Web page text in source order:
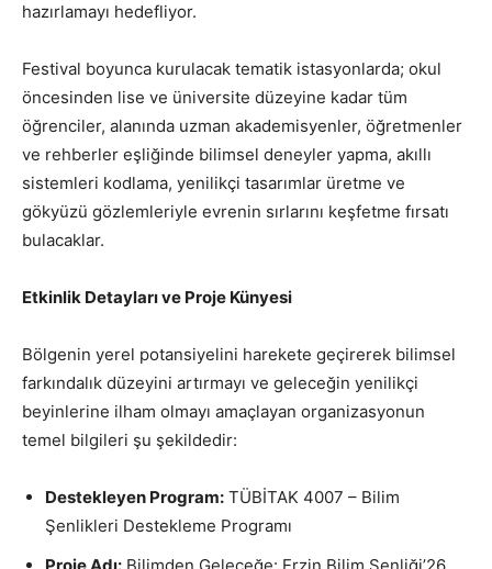
hazırlamayı hedefliyor.
Festival boyunca kurulacak tematik istasyonlarda; okul
öncesinden lise ve üniversite düzeyine kadar tüm
öğrenciler, alanında uzman akademisyenler, öğretmenler
ve rehberler eşliğinde bilimsel deneyler yapma, akıllı
sistemleri kodlama, yenilikçi tasarımlar üretme ve
gökyüzü gözlemleriyle evrenin sırlarını keşfetme fırsatı
bulacaklar.
Etkinlik Detayları ve Proje Künyesi
Bölgenin yerel potansiyelini harekete geçirerek bilimsel
farkındalık düzeyini artırmayı ve geleceğin yenilikçi
beyinlerine ilham olmayı amaçlayan organizasyonun
temel bilgileri şu şekildedir:
Destekleyen Program: TÜBİTAK 4007 – Bilim
Şenlikleri Destekleme Programı